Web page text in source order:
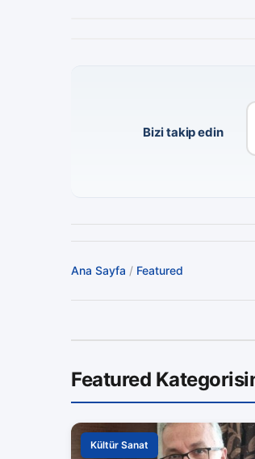
Bizi takip edin
Ana Sayfa / Featured
Featured
Kültür Sanat